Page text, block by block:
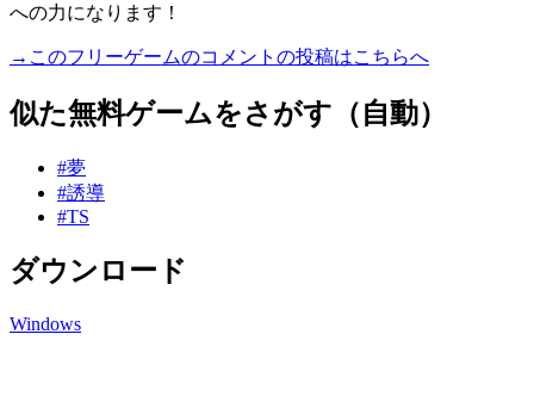
への力になります！
→このフリーゲームのコメントの投稿はこちらへ
似た無料ゲームをさがす（自動）
#夢
#誘導
#TS
ダウンロード
Windows